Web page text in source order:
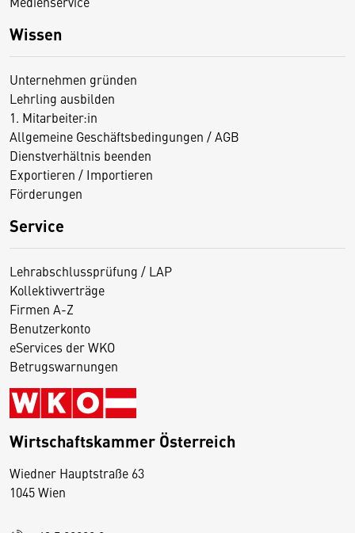
Wissen
Unternehmen gründen
Lehrling ausbilden
1. Mitarbeiter:in
Allgemeine Geschäftsbedingungen / AGB
Dienstverhältnis beenden
Exportieren / Importieren
Förderungen
Service
Lehrabschlussprüfung / LAP
Kollektivverträge
Firmen A-Z
Benutzerkonto
eServices der WKO
Betrugswarnungen
Wirtschaftskammer Österreich
Wiedner Hauptstraße 63
1045 Wien
D